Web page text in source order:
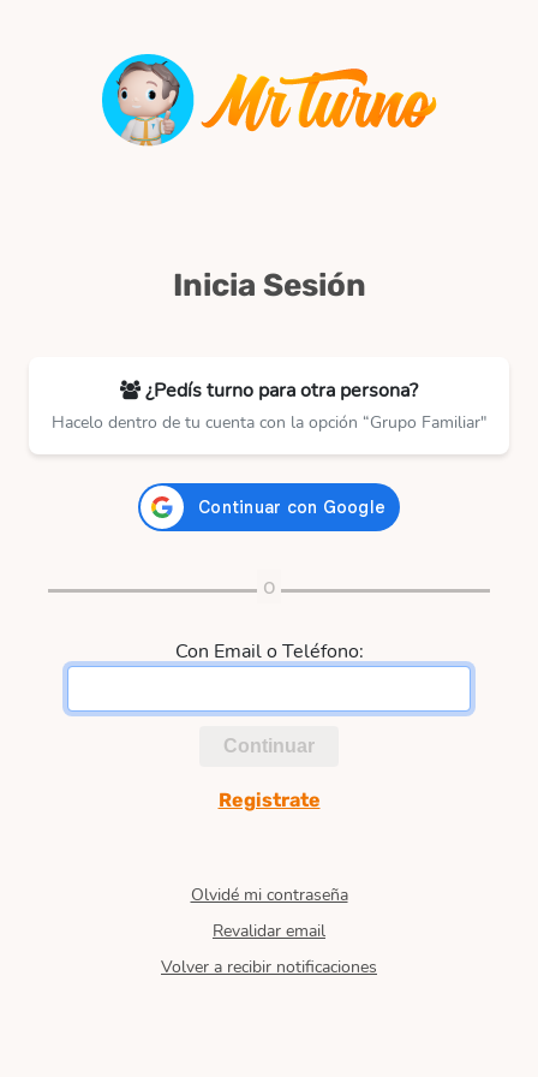
Inicia Sesión
¿Pedís turno para otra persona?
Hacelo dentro de tu cuenta con la opción “Grupo Familiar"
Con Email o Teléfono:
Continuar
Registrate
Olvidé mi contraseña
Revalidar email
Volver a recibir notificaciones